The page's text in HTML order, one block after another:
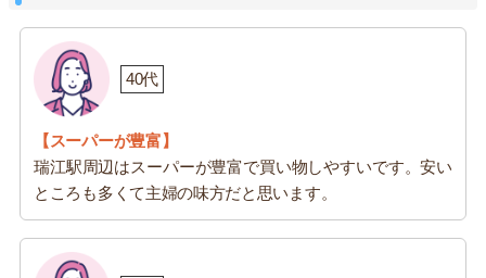
40代
【スーパーが豊富】
瑞江駅周辺はスーパーが豊富で買い物しやすいです。安い
ところも多くて主婦の味方だと思います。